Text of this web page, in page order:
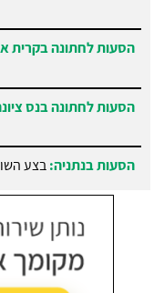
הסעות לחתונה בקרית
הסעות לחתונה בנס
הסעות בנתניה:בצע